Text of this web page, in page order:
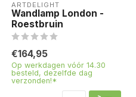
ARTDELIGHT
Wandlamp London -
Roestbruin
€164,95
Op werkdagen vóór 14.30
besteld, dezelfde dag
verzonden!*